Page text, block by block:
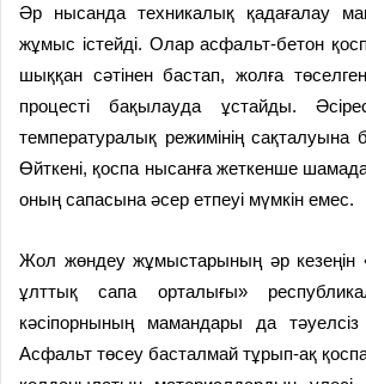
Әр нысанда техникалық қадағалау
жұмыс істейді. Олар асфальт-бетон
шыққан сәтінен бастап, жолға
процесті бақылауда ұстайды.
температуралық режимінің сақталуына
Өйткені, қоспа нысанға жеткенше
оның сапасына әсер етпеуі мүмкін емес.
Жол жөндеу жұмыстарының әр кезеңін
ұлттық сапа орталығы»
кәсіпорнының мамандары да тәуелсіз
Асфальт төсеу басталмай тұрып-ақ